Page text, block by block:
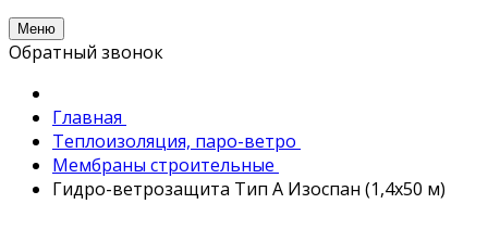
Меню
Обратный звонок
Главная
Теплоизоляция, паро-ветро
Мембраны строительные
Гидро-ветрозащита Тип А Изоспан (1,4х50 м)